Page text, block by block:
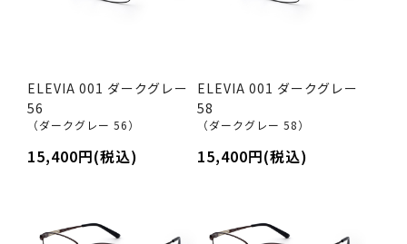
ELEVIA 001 ダークグレー
56
（ダークグレー 56）
15,400円(税込)
ELEVIA 001 ダークグレー
58
（ダークグレー 58）
15,400円(税込)